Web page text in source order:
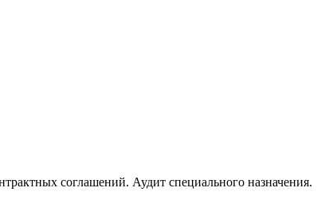
соглашений. Аудит специального назначения.